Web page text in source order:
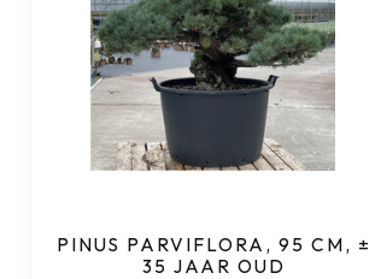
PINUS PARVIFLORA, 95 CM, ±
35 JAAR OUD